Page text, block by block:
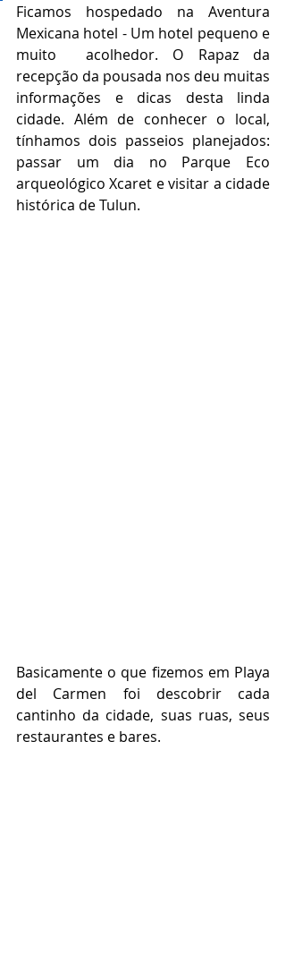
Ficamos hospedado na Aventura
Mexicana hotel - Um hotel pequeno e
muito  acolhedor. O Rapaz da
recepção da pousada nos deu muitas
informações e dicas desta linda
cidade. Além de conhecer o local,
tínhamos dois passeios planejados:
passar um dia no Parque Eco
arqueológico Xcaret e visitar a cidade
histórica de Tulun.
Basicamente o que fizemos em Playa
del Carmen foi descobrir cada
cantinho da cidade, suas ruas, seus
restaurantes e bares.